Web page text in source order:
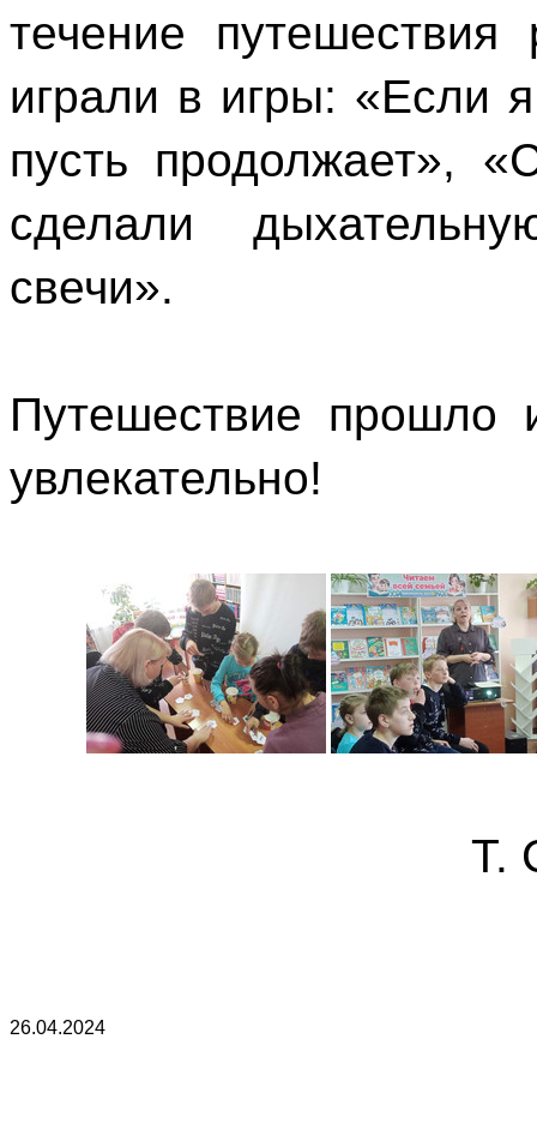
течение путешествия
играли в игры: «Если
пусть продолжает»,
сделали
свечи».
Путешествие прошло
увлекательно!
Т.
26.04.2024